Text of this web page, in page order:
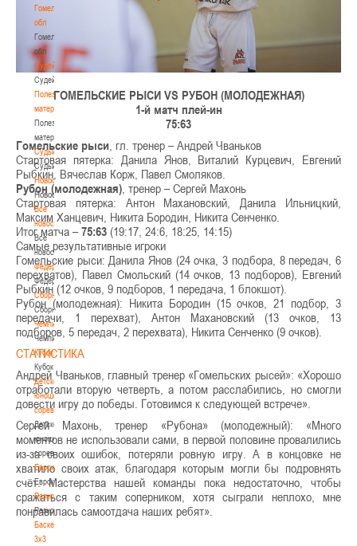
Гомельская
обл
Гомельская
обл
Судейство
Судейство
Полезные
материалы
Полезные
материалы
Судьи
Судьи
Новости
Новости
Все
новости
Все
новости
Федерация
Федерация
Сборные
Сборные
Чемпионат
Чемпионат
Кубок
Кубок
Детско-
юношеские
соревнования
Детско-
юношеские
соревнования
Еврокубки
Еврокубки
Разное
Разное
Баскетбол
3х3
ГОМЕЛЬСКИЕ РЫСИ VS РУБОН (МОЛОДЕЖНАЯ)
1-й матч плей-ин
75:63
Гомельские рыси , гл. тренер – Андрей Чваньков
Стартовая пятерка: Данила Янов, Виталий Курцевич, Евгений
Рыбкин, Вячеслав Корж, Павел Смоляков.
Рубон (молодежная) , тренер – Сергей Махонь
Стартовая пятерка: Антон Махановский, Данила Ильницкий,
Максим Ханцевич, Никита Бородин, Никита Сенченко.
Итог матча –75:63 (19:17, 24:6, 18:25, 14:15)
Самые результативные игроки
Гомельские рыси: Данила Янов (24 очка, 3 подбора, 8 передач, 6
перехватов), Павел Смольский (14 очков, 13 подборов), Евгений
Рыбкин (12 очков, 9 подборов, 1 передача, 1 блокшот).
Рубон (молодежная): Никита Бородин (15 очков, 21 подбор, 3
передачи, 1 перехват), Антон Махановский (13 очков, 13
подборов, 5 передач, 2 перехвата), Никита Сенченко (9 очков).
СТАТИСТИКА
Андрей Чваньков, главный тренер «Гомельских рысей»: «Хорошо
отработали вторую четверть, а потом расслабились, но смогли
довести игру до победы. Готовимся к следующей встрече».
Сергей Махонь, тренер «Рубона» (молодежный): «Много
моментов не использовали сами, в первой половине провалились
из-за своих ошибок, потеряли ровную игру. А в концовке не
хватило своих атак, благодаря которым могли бы подровнять
счёт. Мастерства нашей команды пока недостаточно, чтобы
сражаться с таким соперником, хотя сыграли неплохо, мне
понравилась самоотдача наших ребят».